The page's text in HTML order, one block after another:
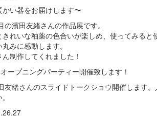
い器をお届けします〜
濱田友緒さんの作品展です。
きれいな釉薬の色合いが楽しめ、使ってみると
みに感動します。
制作してくれました！
ープニングパーティー開催致します！
友緒さんのスライドトークショウ開催します